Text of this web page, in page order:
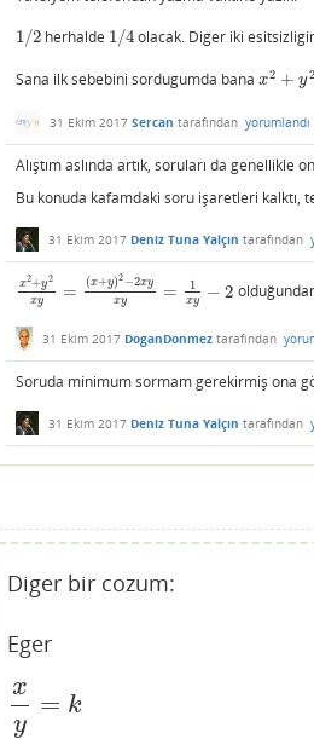
1/2
1/2 herhalde 1/4
1/4 olacak. Diger iki
Sana ilk sebebini sordugumda bana x2 + y2
x2+y2 >1
31 Ekim 2017 Sercan tarafından yorumlandı
Alıştım aslında artık, soruları da
Bu konuda kafamdaki soru işaretleri kalktı,
31 Ekim 2017 Deniz Tuna Yalçın tarafından
x2+y2
xy = (x+y)2 −2xy
xy = 1
xy − 2
x2+y2 y= x+y)2−2xyx y=1 xy− 2
31 Ekim 2017 DoganDonmez tarafından
Soruda minimum sormam gerekirmiş ona
31 Ekim 2017 Deniz Tuna Yalçın tarafından
Diger bir cozum:
Eger
x
y
= k
x y=k